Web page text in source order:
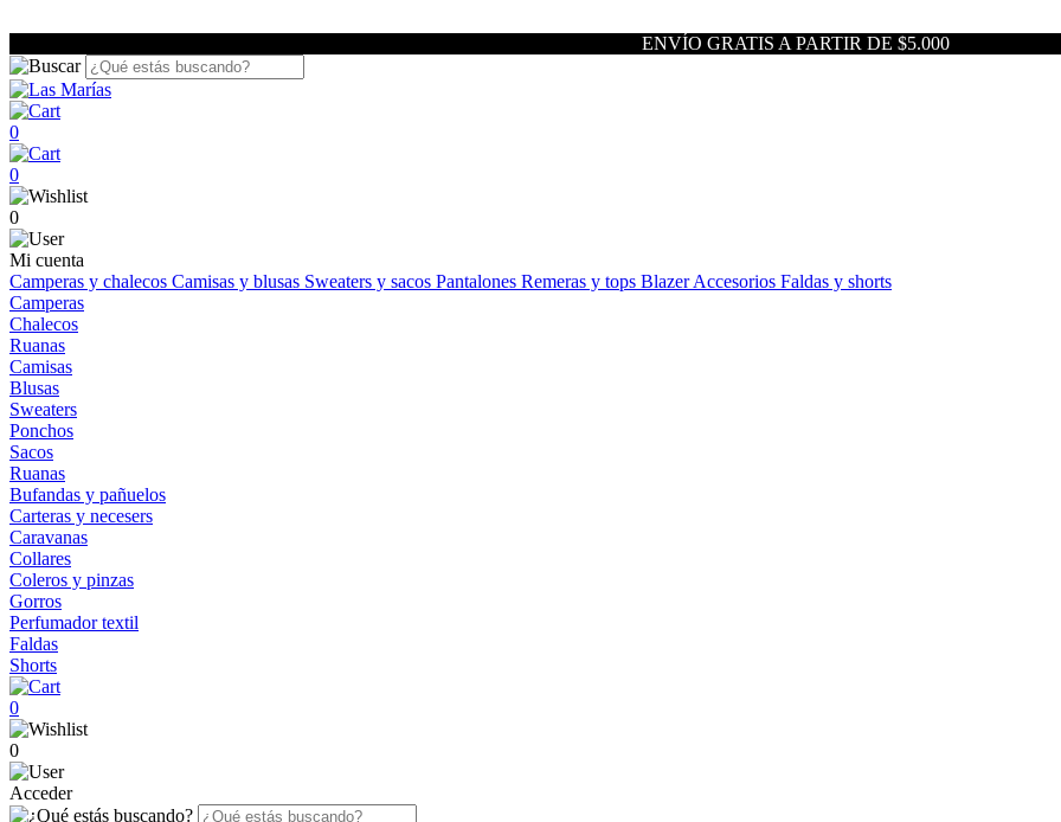
ENVÍO GRATIS A PARTIR DE $5.000
0
0
0
Mi cuenta
Camperas y chalecos Camisas y blusas Sweaters y sacos Pantalones Remeras y tops BlazerAccesorios Faldas y shorts
Camperas
Chalecos
Ruanas
Camisas
Blusas
Sweaters
Ponchos
Sacos
Ruanas
Bufandas y pañuelos
Carteras y necesers
Caravanas
Collares
Coleros y pinzas
Gorros
Perfumador textil
Faldas
Shorts
0
0
Acceder